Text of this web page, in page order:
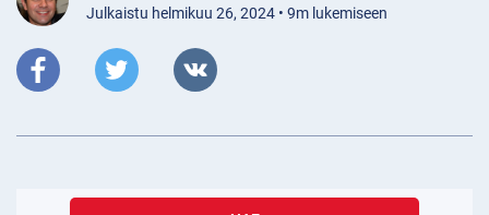
Julkaistu helmikuu 26, 2024 • 9m lukemiseen